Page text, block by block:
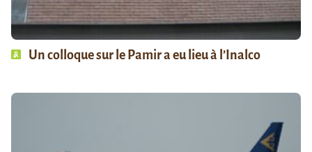
Un colloque sur le Pamir a eu lieu à l’Inalco